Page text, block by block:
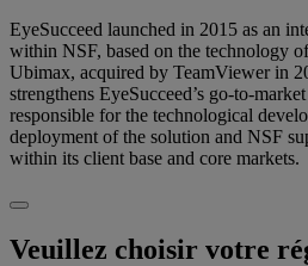
EyeSucceed launched in 2015 as an
within NSF, based on the technology
Ubimax, acquired by TeamViewer in
strengthens EyeSucceed’s go-to-
responsible for the technological
deployment of the solution and NSF
within its client base and core markets.
Veuillez choisir votre